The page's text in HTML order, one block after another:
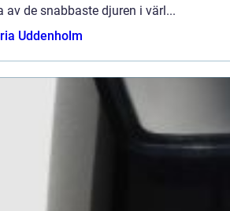
av de snabbaste djuren i värl...
Uddenholm